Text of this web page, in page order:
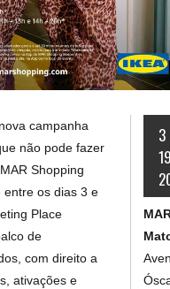
3
campanha
não pode fazer
Shopping
entre os dias 3 e
Place
de
com direito a
ativações e